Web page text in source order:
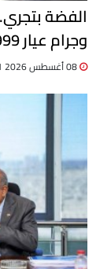
وجرام عيار 999 يصل لـ101 جنيه